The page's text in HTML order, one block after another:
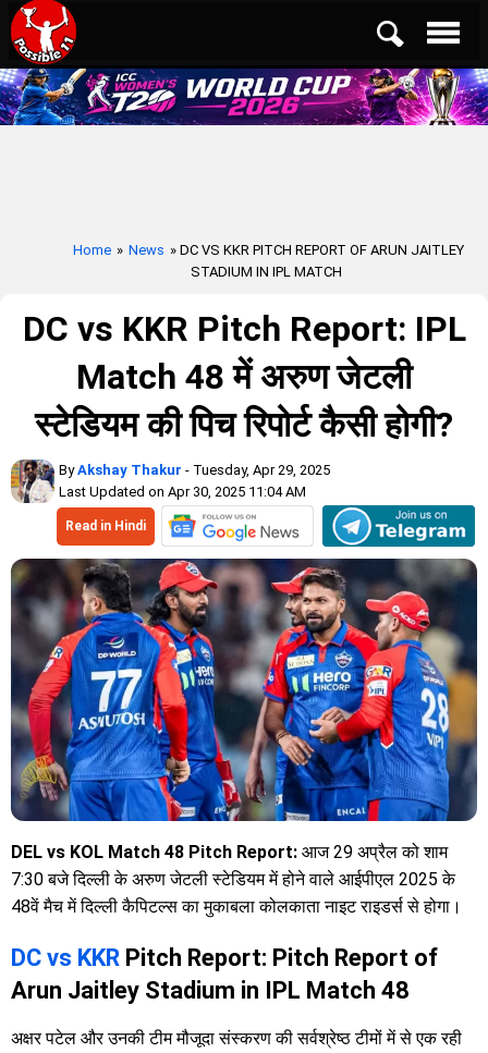
Home » News » DC VS KKR PITCH REPORT OF ARUN JAITLEY
STADIUM IN IPL MATCH
DC vs KKR Pitch Report: IPL
Match 48 में अरुण जेटली
स्टेडियम की पिच रिपोर्ट कैसी होगी?
ByAkshay Thakur - Tuesday, Apr 29, 2025
Last Updated on Apr 30, 2025 11:04 AM
Read in Hindi
DEL vs KOL Match 48 Pitch Report: आज 29 अप्रैल को शाम
7:30 बजे दिल्ली के अरुण जेटली स्टेडियम में होने वाले आईपीएल 2025 के
48वें मैच में दिल्ली कैपिटल्स का मुकाबला कोलकाता नाइट राइडर्स से होगा।
DC vs KKR Pitch Report: Pitch Report of
Arun Jaitley Stadium in IPL Match 48
अक्षर पटेल और उनकी टीम मौजूदा संस्करण की सर्वश्रेष्ठ टीमों में से एक रही